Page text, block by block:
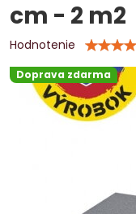
Doprava zdarma
cm - 2 m2
Hodnotenie